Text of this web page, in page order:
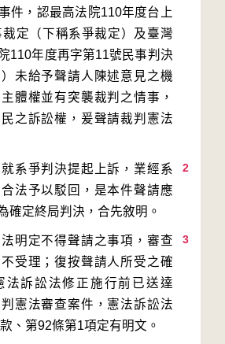
件，認最高法院110年度台上
定（下稱系爭裁定）及臺灣
110年度再字第11號民事判決
）未給予聲請人陳述意見之機
體權並有突襲裁判之情事，
之訴訟權，爰聲請裁判憲法
2
系爭判決提起上訴，業經系
法予以駁回，是本件聲請應
3
明定不得聲請之事項，審查
受理；復按聲請人所受之確
法訴訟法修正施行前已送達
憲法審查案件，憲法訴訟法